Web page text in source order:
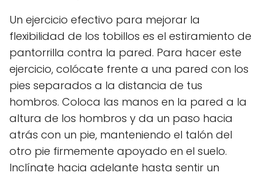
Un ejercicio efectivo para mejorar la
flexibilidad de los tobillos es el estiramiento de
pantorrilla contra la pared. Para hacer este
ejercicio, colócate frente a una pared con los
pies separados a la distancia de tus
hombros. Coloca las manos en la pared a la
altura de los hombros y da un paso hacia
atrás con un pie, manteniendo el talón del
otro pie firmemente apoyado en el suelo.
Inclínate hacia adelante hasta sentir un